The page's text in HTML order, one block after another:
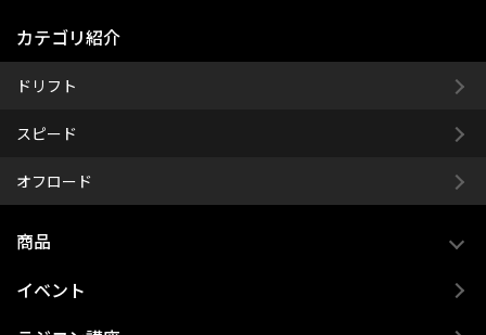
カテゴリ紹介
ドリフト
スピード
オフロード
商品
イベント